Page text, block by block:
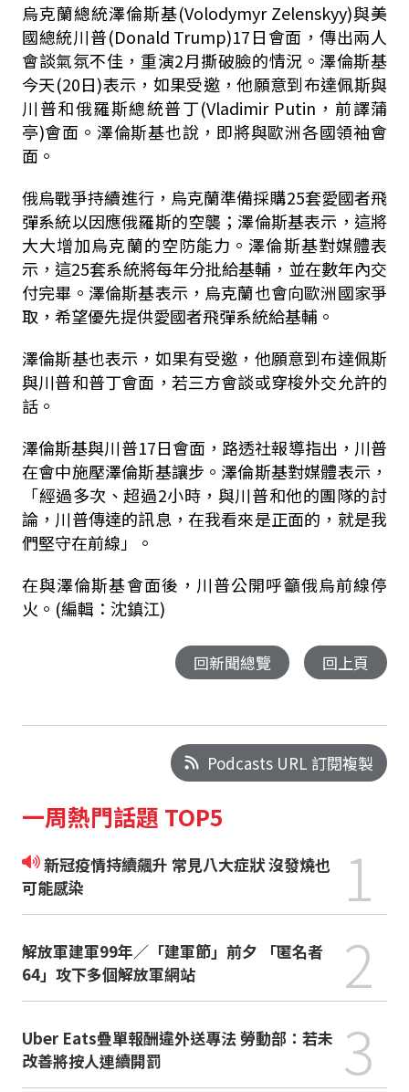
烏克蘭總統澤倫斯基(Volodymyr Zelenskyy)與美
國總統川普(Donald Trump)17日會面，傳出兩人
會談氣氛不佳，重演2月撕破臉的情況。澤倫斯基
今天(20日)表示，如果受邀，他願意到布達佩斯與
川普和俄羅斯總統普丁(Vladimir Putin ，前譯蒲
亭)會面。澤倫斯基也說，即將與歐洲各國領袖會
面。
俄烏戰爭持續進行，烏克蘭準備採購25套愛國者飛
彈系統以因應俄羅斯的空襲；澤倫斯基表示，這將
大大增加烏克蘭的空防能力。澤倫斯基對媒體表
示，這25套系統將每年分批給基輔，並在數年內交
付完畢。澤倫斯基表示，烏克蘭也會向歐洲國家爭
取，希望優先提供愛國者飛彈系統給基輔。
澤倫斯基也表示，如果有受邀，他願意到布達佩斯
與川普和普丁會面，若三方會談或穿梭外交允許的
話。
澤倫斯基與川普17日會面，路透社報導指出，川普
在會中施壓澤倫斯基讓步。澤倫斯基對媒體表示，
「經過多次、超過2小時，與川普和他的團隊的討
論，川普傳達的訊息，在我看來是正面的，就是我
們堅守在前線」。
在與澤倫斯基會面後，川普公開呼籲俄烏前線停
火。(編輯：沈鎮江)
回新聞總覽 回上頁
Podcasts URL 訂閱複製
一周熱門話題 TOP5
新冠疫情持續飆升 常見八大症狀 沒發燒也
可能感染
1
解放軍建軍99年／「建軍節」前夕 「匿名者
64」攻下多個解放軍網站
2
Uber Eats疊單報酬違外送專法 勞動部：若未
改善將按人連續開罰
3